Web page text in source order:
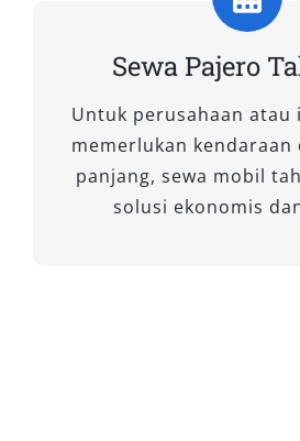
berat tanpa mengorbankan
mobil Pajero Dakar 4×4
direkomendasikan untuk
luar kota, termasuk area
destinasi wisata yang belum
terakses.
Sewa Pajero
Untuk perusahaan atau
memerlukan kendaraan
panjang, sewa mobil
solusi ekonomis